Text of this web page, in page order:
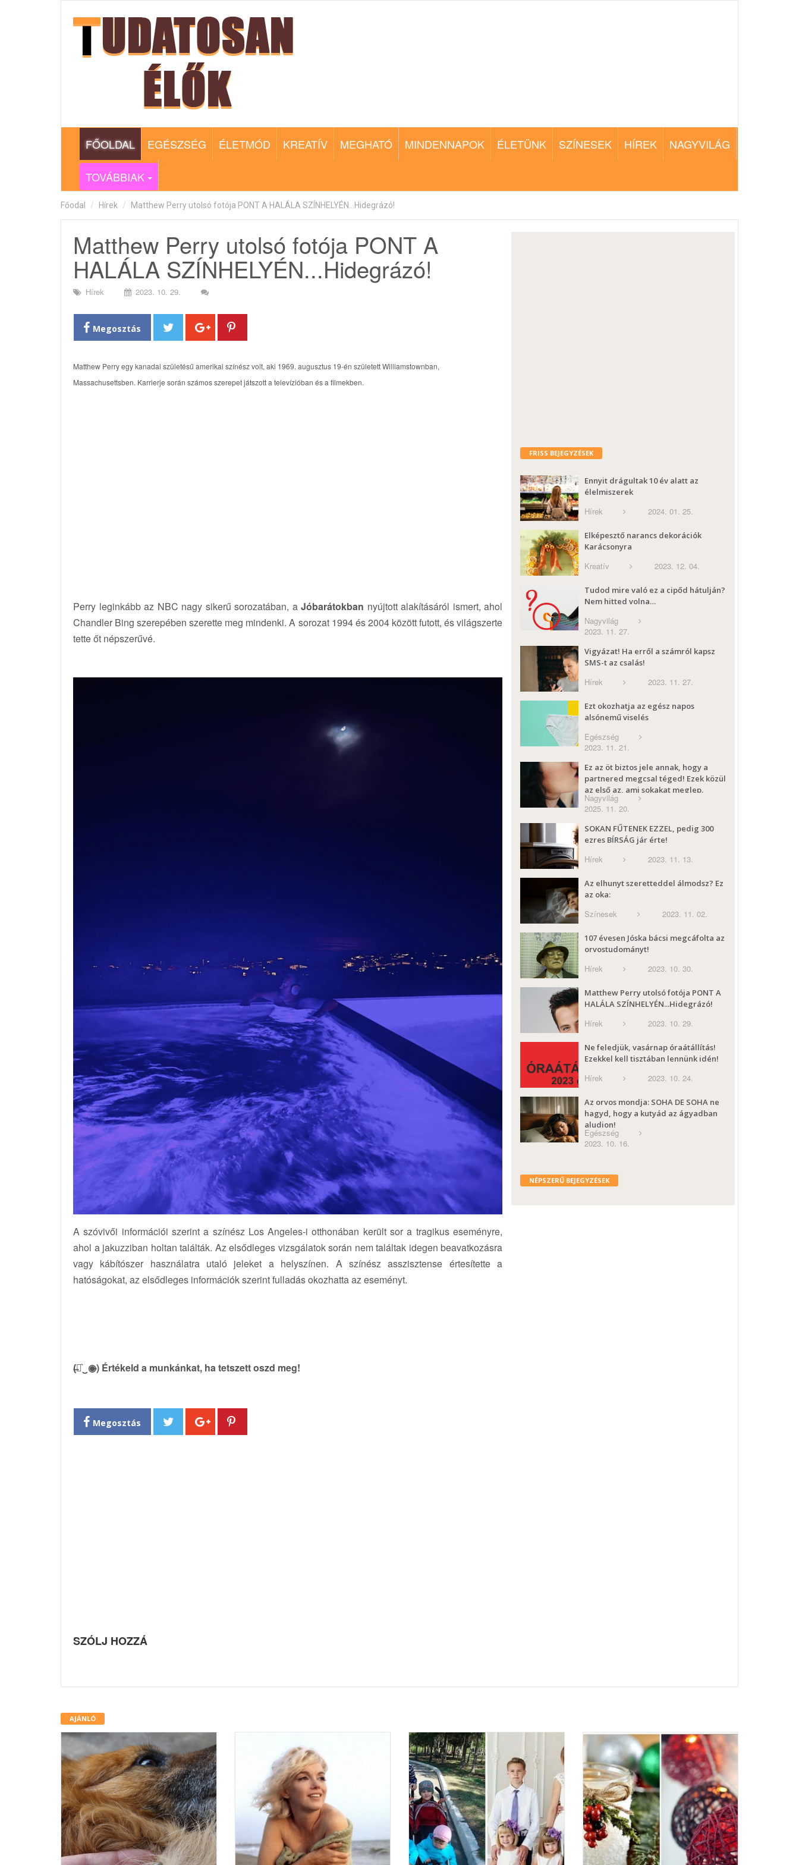
FŐOLDAL EGÉSZSÉG ÉLETMÓD KREATÍV MEGHATÓ MINDENNAPOK ÉLETÜNK SZÍNESEK HÍREK NAGYVILÁG
TOVÁBBIAK
Főodal Hírek Matthew Perry utolsó fotója PONT A HALÁLA SZÍNHELYÉN...Hidegrázó!
Matthew Perry utolsó fotója PONT A
HALÁLA SZÍNHELYÉN...Hidegrázó!
Hírek 2023. 10. 29.
Megosztás
Matthew Perry egy kanadai születésű amerikai színész volt, aki 1969. augusztus 19-én született Williamstownban,
Massachusettsben. Karrierje során számos szerepet játszott a televízióban és a filmekben.
Perry leginkább az NBC nagy sikerű sorozatában, a Jóbarátokban nyújtott alakításáról ismert, ahol
Chandler Bing szerepében szerette meg mindenki. A sorozat 1994 és 2004 között futott, és világszerte
tette őt népszerűvé.
A szóvivői információi szerint a színész Los Angeles-i otthonában került sor a tragikus eseményre,
ahol a jakuzziban holtan találták. Az elsődleges vizsgálatok során nem találtak idegen beavatkozásra
vagy kábítószer használatra utaló jeleket a helyszínen. A színész asszisztense értesítette a
hatóságokat, az elsődleges információk szerint fulladás okozhatta az eseményt.
(̶◉͛‿◉̶) Értékeld a munkánkat, ha tetszett oszd meg!
Megosztás
SZÓLJ HOZZÁ
FRISS BEJEGYZÉSEK
Ennyit drágultak 10 év alatt az
élelmiszerek
Hírek 2024. 01. 25.
Elképesztő narancs dekorációk
Karácsonyra
Kreatív 2023. 12. 04.
Tudod mire való ez a cipőd hátulján?
Nem hitted volna…
Nagyvilág
2023. 11. 27.
Vigyázat! Ha erről a számról kapsz
SMS-t az csalás!
Hírek 2023. 11. 27.
Ezt okozhatja az egész napos
alsónemű viselés
Egészség
2023. 11. 21.
Ez az öt biztos jele annak, hogy a
partnered megcsal téged! Ezek közül
az első az, ami sokakat meglep.
Nagyvilág
2025. 11. 20.
SOKAN FŰTENEK EZZEL, pedig 300
ezres BÍRSÁG jár érte!
Hírek 2023. 11. 13.
Az elhunyt szeretteddel álmodsz? Ez
az oka:
Színesek 2023. 11. 02.
107 évesen Jóska bácsi megcáfolta az
orvostudományt!
Hírek 2023. 10. 30.
Matthew Perry utolsó fotója PONT A
HALÁLA SZÍNHELYÉN...Hidegrázó!
Hírek 2023. 10. 29.
Ne feledjük, vasárnap óraátállítás!
Ezekkel kell tisztában lennünk idén!
Hírek 2023. 10. 24.
Az orvos mondja: SOHA DE SOHA ne
hagyd, hogy a kutyád az ágyadban
aludjon!
Egészség
2023. 10. 16.
NÉPSZERŰ BEJEGYZÉSEK
AJÁNLÓ